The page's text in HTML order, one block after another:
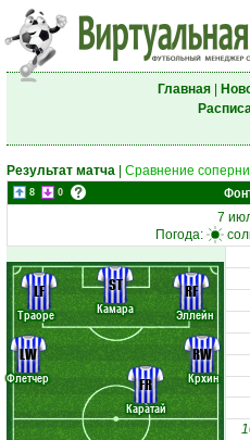
Главная|
Результат матча Сравнение
8 0
7
Погода:
Флетчер
Каратай
Крхин
Траоре Камара Эллейн
LW
FR
RW
LF ST RF